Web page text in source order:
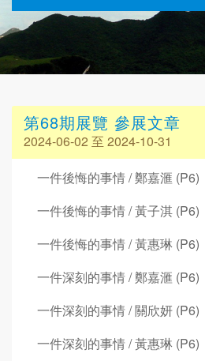
第68期展覽 參展文章
2024-06-02 至 2024-10-31
一件後悔的事情 / 鄭嘉滙 (P6)
一件後悔的事情 / 黃子淇 (P6)
一件後悔的事情 / 黃惠琳 (P6)
一件深刻的事情 / 鄭嘉滙 (P6)
一件深刻的事情 / 關欣妍 (P6)
一件深刻的事情 / 黃惠琳 (P6)